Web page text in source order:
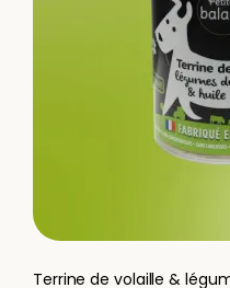
Terrine de volaille &